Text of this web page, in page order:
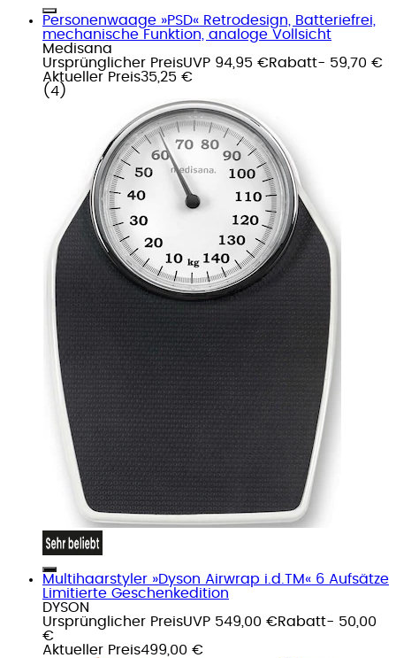
Personenwaage »PSD« Retrodesign, Batteriefrei,
mechanische Funktion, analoge Vollsicht
Medisana
Ursprünglicher PreisUVP 94,95 €Rabatt- 59,70 €
Aktueller Preis35,25 €
( 4 )
Multihaarstyler »Dyson Airwrap i.d.TM« 6 Aufsätze
Limitierte Geschenkedition
DYSON
Ursprünglicher PreisUVP 549,00 €Rabatt- 50,00
€
Aktueller Preis499,00 €